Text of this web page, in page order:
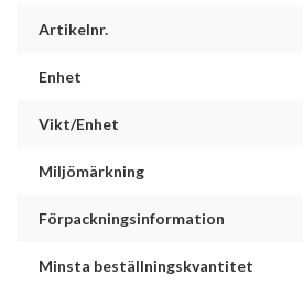
Artikelnr.
Enhet
Vikt/Enhet
Miljömärkning
Förpackningsinformation
Minsta beställningskvantitet